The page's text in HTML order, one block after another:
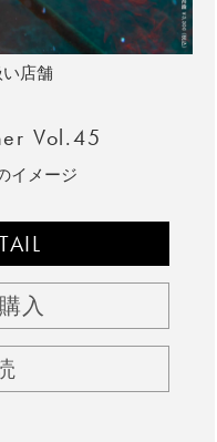
店舗
Vol.45
イメージ
入